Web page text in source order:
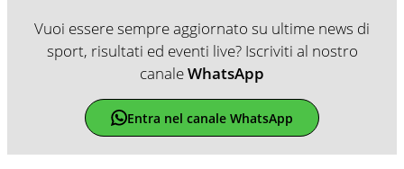
Vuoi essere sempre aggiornato su ultime news di
sport, risultati ed eventi live? Iscriviti al nostro
canaleWhatsApp
Entra nel canale WhatsApp